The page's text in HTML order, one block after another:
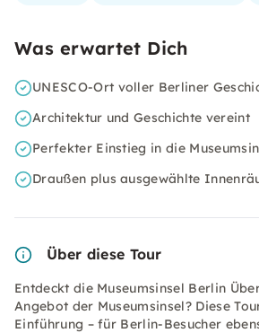
Was erwartet Dich
UNESCO-Ort voller Berliner
Architektur und Geschichte vereint
Perfekter Einstieg in die
Draußen plus ausgewählte
Über diese Tour
Entdeckt die Museumsinsel Berlin
Angebot der Museumsinsel? Diese
Einführung – für Berlin-Besucher